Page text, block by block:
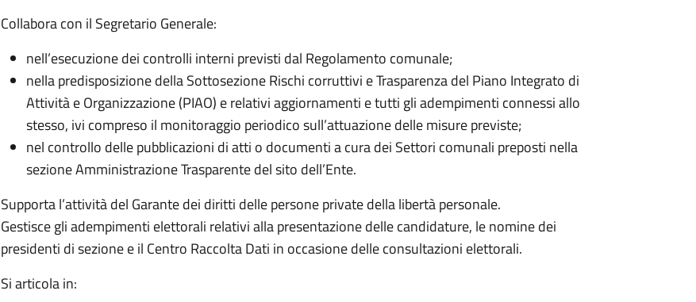
Collabora con il Segretario Generale:
nell’esecuzione dei controlli interni previsti dal Regolamento comunale;
nella predisposizione della Sottosezione Rischi corruttivi e Trasparenza del Piano Integrato di
Attività e Organizzazione (PIAO) e relativi aggiornamenti e tutti gli adempimenti connessi allo
stesso, ivi compreso il monitoraggio periodico sull’attuazione delle misure previste;
nel controllo delle pubblicazioni di atti o documenti a cura dei Settori comunali preposti nella
sezione Amministrazione Trasparente del sito dell’Ente.
Supporta l’attività del Garante dei diritti delle persone private della libertà personale.
Gestisce gli adempimenti elettorali relativi alla presentazione delle candidature, le nomine dei
presidenti di sezione e il Centro Raccolta Dati in occasione delle consultazioni elettorali.
Si articola in: